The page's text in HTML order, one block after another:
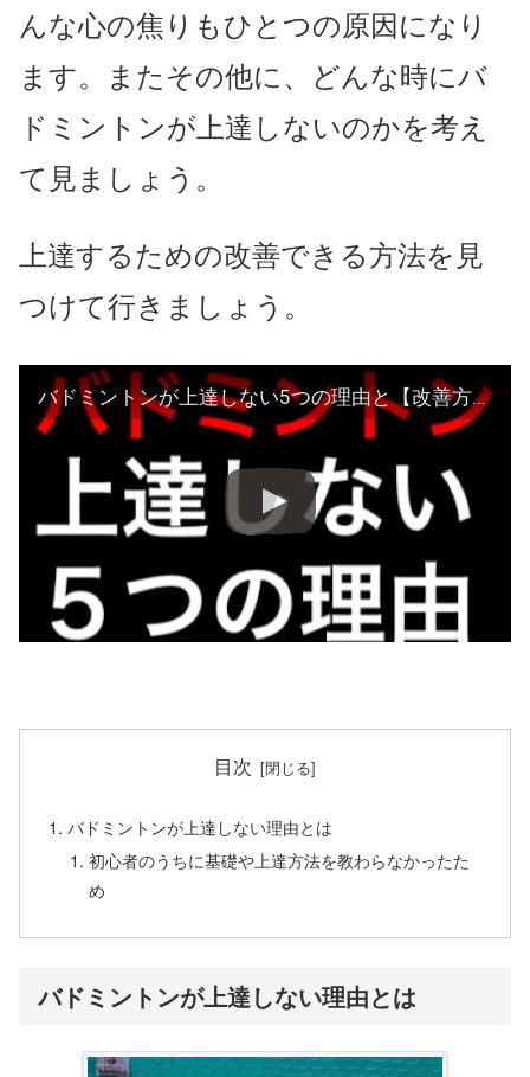
んな心の焦りもひとつの原因になり
ます。またその他に、どんな時にバ
ドミントンが上達しないのかを考え
て見ましょう。
上達するための改善できる方法を見
つけて行きましょう。
バドミントンが上達しない5つの理由と【改善方法】
目次
バドミントンが上達しない理由とは
初心者のうちに基礎や上達方法を教わらなかったた
め
バドミントンが上達しない理由とは